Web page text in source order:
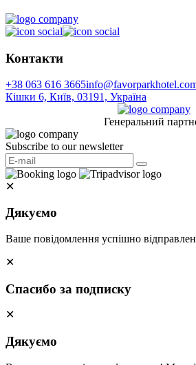
Контакти
+38 063 616 3665
Кішки 6, Київ, 03191, Україна
Генеральний
Subscribe to our newsletter
✕
Дякуємо
Ваше повідомлення успішно
✕
Спасибо за подписку
✕
Дякуємо